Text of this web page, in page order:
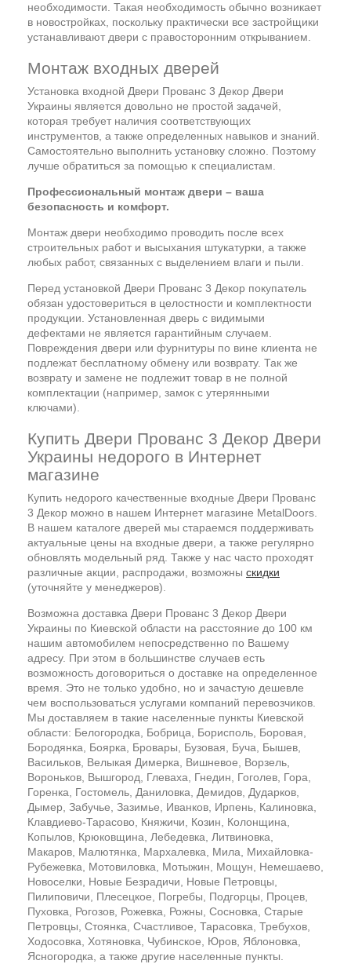
необходимости. Такая необходимость обычно возникает
в новостройках, поскольку практически все застройщики
устанавливают двери с правосторонним открыванием.
Монтаж входных дверей
Установка входной Двери Прованс 3 Декор Двери
Украины является довольно не простой задачей,
которая требует наличия соответствующих
инструментов, а также определенных навыков и знаний.
Самостоятельно выполнить установку сложно. Поэтому
лучше обратиться за помощью к специалистам.
Профессиональный монтаж двери – ваша
безопасность и комфорт.
Монтаж двери необходимо проводить после всех
строительных работ и высыхания штукатурки, а также
любых работ, связанных с выделением влаги и пыли.
Перед установкой Двери Прованс 3 Декор покупатель
обязан удостовериться в целостности и комплектности
продукции. Установленная дверь с видимыми
дефектами не является гарантийным случаем.
Повреждения двери или фурнитуры по вине клиента не
подлежат бесплатному обмену или возврату. Так же
возврату и замене не подлежит товар в не полной
комплектации (например, замок с утерянными
ключами).
Купить Двери Прованс 3 Декор Двери
Украины недорого в Интернет
магазине
Купить недорого качественные входные Двери Прованс
3 Декор можно в нашем Интернет магазине MetalDoors.
В нашем каталоге дверей мы стараемся поддерживать
актуальные цены на входные двери, а также регулярно
обновлять модельный ряд. Также у нас часто проходят
различные акции, распродажи, возможны скидки
(уточняйте у менеджеров).
Возможна доставка Двери Прованс 3 Декор Двери
Украины по Киевской области на расстояние до 100 км
нашим автомобилем непосредственно по Вашему
адресу. При этом в большинстве случаев есть
возможность договориться о доставке на определенное
время. Это не только удобно, но и зачастую дешевле
чем воспользоваться услугами компаний перевозчиков.
Мы доставляем в такие населенные пункты Киевской
области: Белогородка, Бобрица, Борисполь, Боровая,
Бородянка, Боярка, Бровары, Бузовая, Буча, Бышев,
Васильков, Велыкая Димерка, Вишневое, Ворзель,
Вороньков, Вышгород, Глеваха, Гнедин, Гоголев, Гора,
Горенка, Гостомель, Даниловка, Демидов, Дударков,
Дымер, Забучье, Зазимье, Иванков, Ирпень, Калиновка,
Клавдиево-Тарасово, Княжичи, Козин, Колонщина,
Копылов, Крюковщина, Лебедевка, Литвиновка,
Макаров, Малютянка, Мархалевка, Мила, Михайловка-
Рубежевка, Мотовиловка, Мотыжин, Мощун, Немешаево,
Новоселки, Новые Безрадичи, Новые Петровцы,
Пилиповичи, Плесецкое, Погребы, Подгорцы, Процев,
Пуховка, Рогозов, Рожевка, Рожны, Сосновка, Старые
Петровцы, Стоянка, Счастливое, Тарасовка, Требухов,
Ходосовка, Хотяновка, Чубинское, Юров, Яблоновка,
Ясногородка, а также другие населенные пункты.